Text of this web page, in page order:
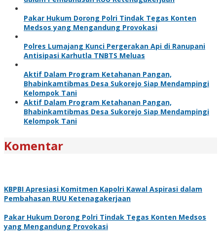
Pakar Hukum Dorong Polri Tindak Tegas Konten
Medsos yang Mengandung Provokasi
Polres Lumajang Kunci Pergerakan Api di Ranupani
Antisipasi Karhutla TNBTS Meluas
Aktif Dalam Program Ketahanan Pangan,
Bhabinkamtibmas Desa Sukorejo Siap Mendampingi
Kelompok Tani
Aktif Dalam Program Ketahanan Pangan,
Bhabinkamtibmas Desa Sukorejo Siap Mendampingi
Kelompok Tani
Komentar
KBPBI Apresiasi Komitmen Kapolri Kawal Aspirasi dalam
Pembahasan RUU Ketenagakerjaan
Pakar Hukum Dorong Polri Tindak Tegas Konten Medsos
yang Mengandung Provokasi